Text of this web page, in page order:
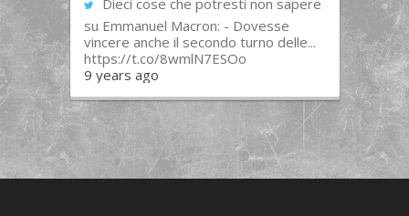
Dieci cose che potresti non sapere
su Emmanuel Macron: - Dovesse
vincere anche il secondo turno delle...
https://t.co/8wmlN7ESOo
9 years ago